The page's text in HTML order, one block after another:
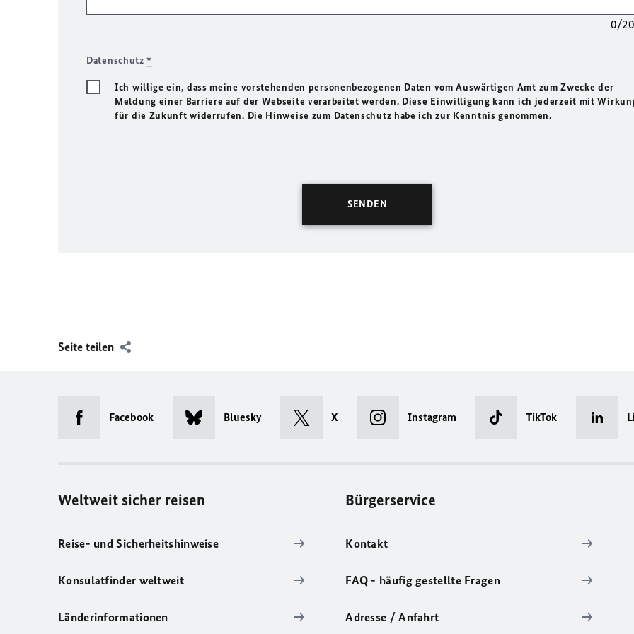
0/
Datenschutz*
Ich willige ein, dass meine vorstehenden personenbezogenen Daten vom Auswärtigen Amt zum Zwecke der
Meldung einer Barriere auf der Webseite verarbeitet werden. Diese Einwilligung kann ich jederzeit mit
für die Zukunft widerrufen. Die Hinweise zum Datenschutz habe ich zur Kenntnis genommen.
Seite teilen
Facebook Bluesky X Instagram TikTok
Weltweit sicher reisen
Reise- und Sicherheitshinweise
Konsulatfinder weltweit
Länderinformationen
Bürgerservice
Kontakt
FAQ - häufig gestellte Fragen
Adresse / Anfahrt